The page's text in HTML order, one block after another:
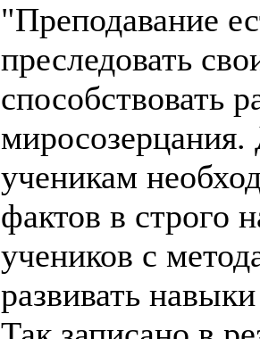
"Преподавание
преследовать
способствовать
ученикам
фактов в строго
учеников с
развивать